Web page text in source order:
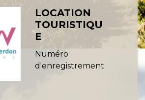
LOCATION
TOURISTIQU
E
Numéro
d'enregistrement